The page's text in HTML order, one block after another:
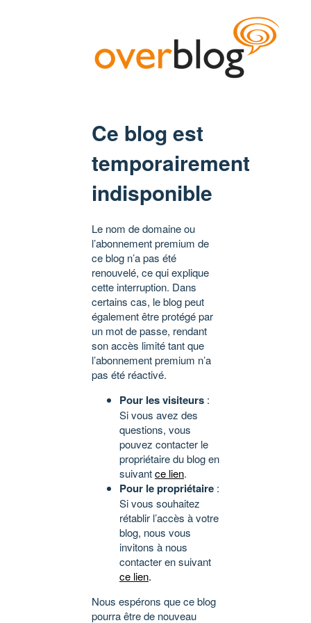
Ce blog est
temporairement
indisponible
Le nom de domaine ou
l’abonnement premium de
ce blog n’a pas été
renouvelé, ce qui explique
cette interruption. Dans
certains cas, le blog peut
également être protégé par
un mot de passe, rendant
son accès limité tant que
l’abonnement premium n’a
pas été réactivé.
Pour les visiteurs :
Si vous avez des
questions, vous
pouvez contacter le
propriétaire du blog en
suivantce lien.
Pour le propriétaire :
Si vous souhaitez
rétablir l’accès à votre
blog, nous vous
invitons à nous
contacter en suivant
ce lien.
Nous espérons que ce blog
pourra être de nouveau